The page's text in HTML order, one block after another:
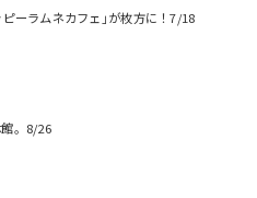
ーラムネカフェ｣が枚方に！7/18
。8/26